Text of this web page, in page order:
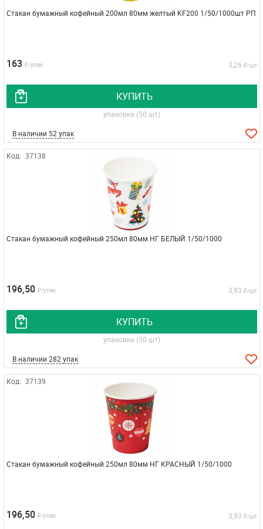
Стакан бумажный кофейный 200мл 80мм желтый KF200 1/50/1000шт РП
163 ₽/упак 3,26 ₽/шт
КУПИТЬ
упаковка (50 шт)
В наличии 52 упак
Код: 37138
Стакан бумажный кофейный 250мл 80мм НГ БЕЛЫЙ 1/50/1000
196,50 ₽/упак 3,93 ₽/шт
КУПИТЬ
упаковка (50 шт)
В наличии 282 упак
Код: 37139
Стакан бумажный кофейный 250мл 80мм НГ КРАСНЫЙ 1/50/1000
196,50 ₽/упак 3,93 ₽/шт